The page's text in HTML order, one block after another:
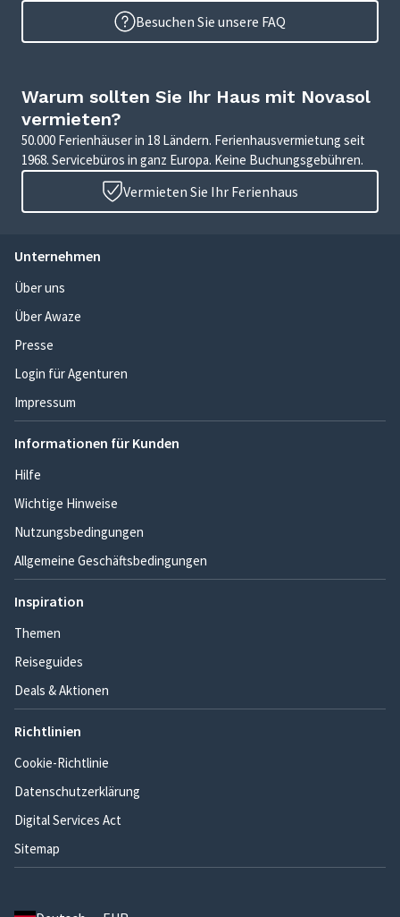
Besuchen Sie unsere FAQ
Warum sollten Sie Ihr Haus mit Novasol
vermieten?
50.000 Ferienhäuser in 18 Ländern. Ferienhausvermietung seit
1968. Servicebüros in ganz Europa. Keine Buchungsgebühren.
Vermieten Sie Ihr Ferienhaus
Unternehmen
Über uns
Über Awaze
Presse
Login für Agenturen
Impressum
Informationen für Kunden
Hilfe
Wichtige Hinweise
Nutzungsbedingungen
Allgemeine Geschäftsbedingungen
Inspiration
Themen
Reiseguides
Deals & Aktionen
Richtlinien
Cookie-Richtlinie
Datenschutzerklärung
Digital Services Act
Sitemap